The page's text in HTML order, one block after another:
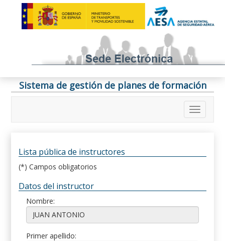
Sistema de gestión de planes de formación
Lista pública de instructores
(*) Campos obligatorios
Datos del instructor
Nombre:
Primer apellido: